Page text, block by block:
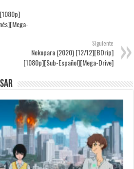
Siguiente
Nekopara (2020) [12/12][BDrip]
[1080p][Sub-Español][Mega-Drive]